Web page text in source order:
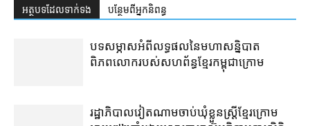
អត្ថបទ​ដែល​ទាក់ទង បន្ថែម​ពី​អ្នកនិពន្ធ
បទសម្ភាសអំពីលទ្ធផលនៃមហាសន្និបាត
ពិភពលោករបស់សហព័ន្ធខ្មែរកម្ពុជាក្រោម
រដ្ឋាភិបាល​វៀតណាម​ចាប់​ឃុំខ្លួន​ស្ត្រី​ខ្មែរក្រោម​